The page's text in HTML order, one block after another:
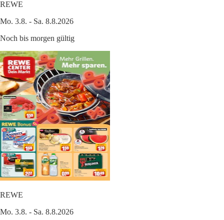
REWE
Mo. 3.8. - Sa. 8.8.2026
Noch bis morgen gültig
REWE
Mo. 3.8. - Sa. 8.8.2026